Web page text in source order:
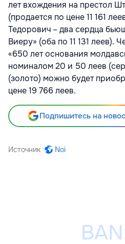
лет вхождения на престол
(продается по цене 11 161
Тедорович – два сердца
Виеру» (оба по 11 131 леев).
«650 лет основания
номиналом 20 и 50 леев
(золото) можно будет
цене 19 766 леев.
Подпишитесь на
Источник Noi